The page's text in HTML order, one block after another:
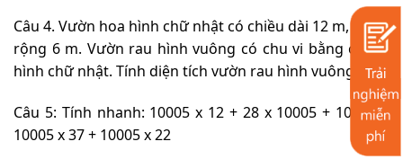
Câu 4. Vườn hoa hình chữ nhật có chiều dài 12 m, chiều
rộng 6 m. Vườn rau hình vuông có chu vi bằng chu vi
hình chữ nhật. Tính diện tích vườn rau hình vuông.
Câu 5: Tính nhanh: 10005 x 12 + 28 x 10005 + 10005 +
10005 x 37 + 10005 x 22